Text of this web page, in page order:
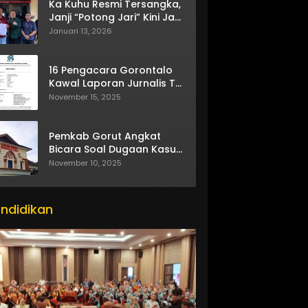
Ka Kuhu Resmi Tersangka,
Janji “Potong Jari” Kini Jadi
Bumerang
Januari 13, 2026
16 Pengacara Gorontalo
Kawal Laporan Jurnalis TV
One
November 15, 2025
Pemkab Gorut Angkat
Bicara Soal Dugaan Kasus
Asusila Oknum ASN
November 10, 2025